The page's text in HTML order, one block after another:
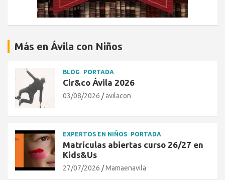
Más en Ávila con Niños
BLOG PORTADA
Cir&co Ávila 2026
03/08/2026 avilacon
EXPERTOS EN NIÑOS PORTADA
Matrículas abiertas curso 26/27 en
Kids&Us
27/07/2026 Mamaenavila